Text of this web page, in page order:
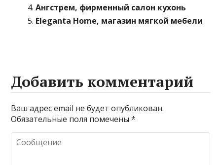
Ангстрем, фирменный салон кухонь
Eleganta Home, магазин мягкой мебели
Добавить комментарий
Ваш адрес email не будет опубликован.
Обязательные поля помечены*